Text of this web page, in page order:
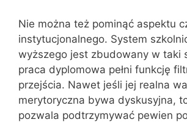
Nie można też pominąć aspektu
instytucjonalnego. System
wyższego jest zbudowany w taki
praca dyplomowa pełni funkcję
przejścia. Nawet jeśli jej realna
merytoryczna bywa dyskusyjna,
pozwala podtrzymywać pewien